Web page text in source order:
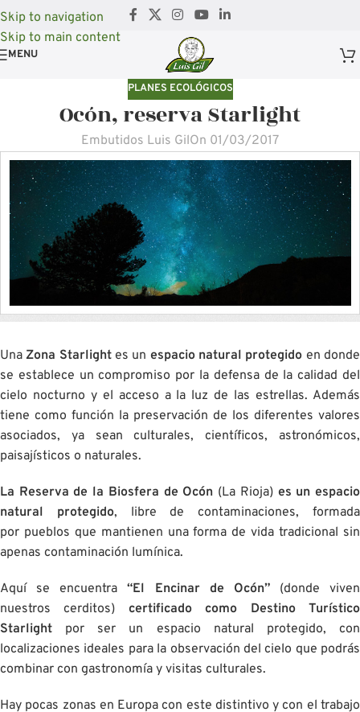
Skip to navigation
Skip to main content
MENU
PLANES ECOLÓGICOS
Ocón, reserva Starlight
Embutidos Luis GilOn 01/03/2017
Una Zona Starlight es un espacio natural protegido en donde
se establece un compromiso por la defensa de la calidad del
cielo nocturno y el acceso a la luz de las estrellas. Además
tiene como función la preservación de los diferentes valores
asociados, ya sean culturales, cientí­ficos, astronómicos,
paisajísticos o naturales.
La Reserva de la Biosfera de Ocón (La Rioja) es un espacio
natural protegido, libre de contaminaciones, formada
por pueblos que mantienen una forma de vida tradicional sin
apenas contaminación lumínica.
Aquí se encuentra “El Encinar de Ocón”(donde viven
nuestros cerditos) certificado como Destino Turístico
Starlight por ser un espacio natural protegido, con
localizaciones ideales para la observación del cielo que podrás
combinar con gastronomía y visitas culturales.
Hay pocas zonas en Europa con este distintivo y con el trabajo